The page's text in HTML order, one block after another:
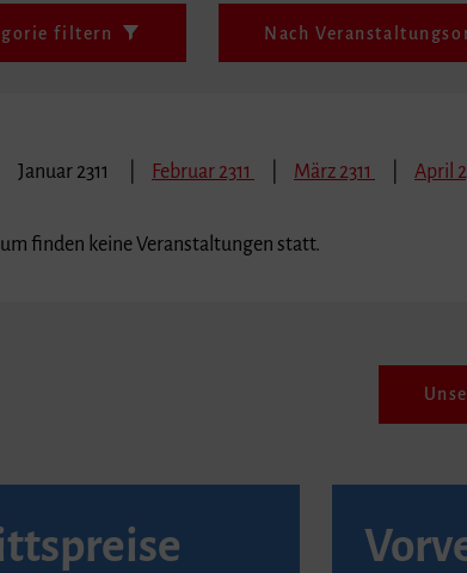
filtern Nach
Januar 2311 Februar 2311 März 2311 April
finden keine Veranstaltungen statt.